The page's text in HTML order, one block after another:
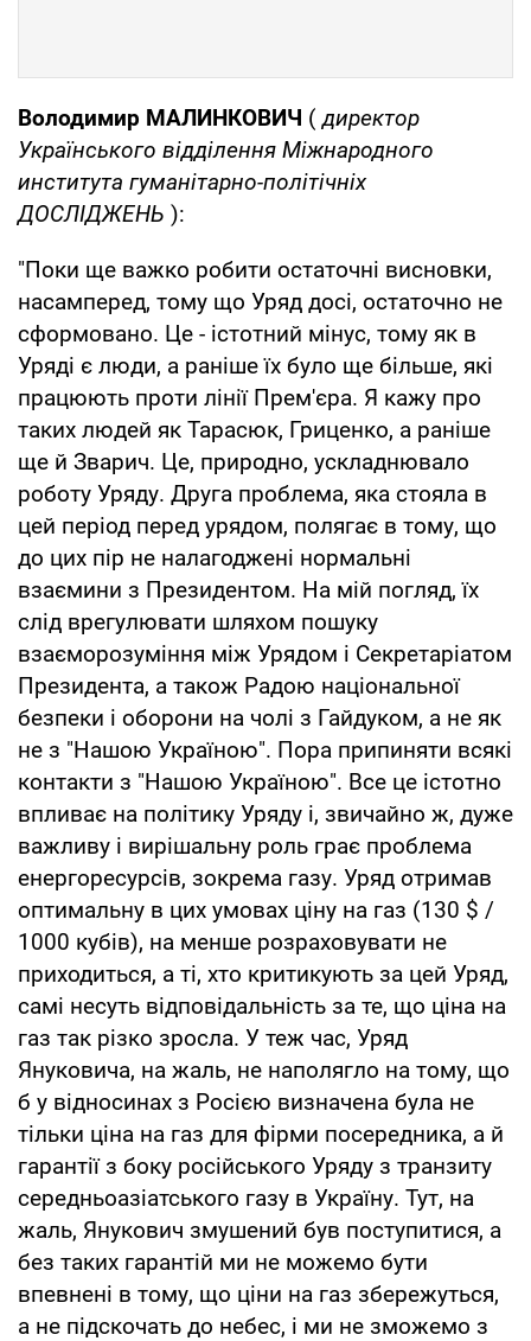
Володимир МАЛИНКОВИЧ (директор
Українського відділення Міжнародного
института гуманітарно-політічніх
ДОСЛІДЖЕНЬ ):
"Поки ще важко робити остаточні висновки,
насамперед, тому що Уряд досі, остаточно не
сформовано. Це - істотний мінус, тому як в
Уряді є люди, а раніше їх було ще більше, які
працюють проти лінії Прем'єра. Я кажу про
таких людей як Тарасюк, Гриценко, а раніше
ще й Зварич. Це, природно, ускладнювало
роботу Уряду. Друга проблема, яка стояла в
цей період перед урядом, полягає в тому, що
до цих пір не налагоджені нормальні
взаємини з Президентом. На мій погляд, їх
слід врегулювати шляхом пошуку
взаєморозуміння між Урядом і Секретаріатом
Президента, а також Радою національної
безпеки і оборони на чолі з Гайдуком, а не як
не з "Нашою Україною". Пора припиняти всякі
контакти з "Нашою Україною". Все це істотно
впливає на політику Уряду і, звичайно ж, дуже
важливу і вирішальну роль грає проблема
енергоресурсів, зокрема газу. Уряд отримав
оптимальну в цих умовах ціну на газ (130 $ /
1000 кубів), на менше розраховувати не
приходиться, а ті, хто критикують за цей Уряд,
самі несуть відповідальність за те, що ціна на
газ так різко зросла. У теж час, Уряд
Януковича, на жаль, не наполягло на тому, що
б у відносинах з Росією визначена була не
тільки ціна на газ для фірми посередника, а й
гарантії з боку російського Уряду з транзиту
середньоазіатського газу в Україну. Тут, на
жаль, Янукович змушений був поступитися, а
без таких гарантій ми не можемо бути
впевнені в тому, що ціни на газ збережуться,
а не підскочать до небес, і ми не зможемо з